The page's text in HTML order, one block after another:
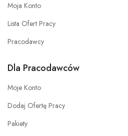
Moja Konto
Lista Ofert Pracy
Pracodawcy
Dla Pracodawców
Moje Konto
Dodaj Ofertę Pracy
Pakiety